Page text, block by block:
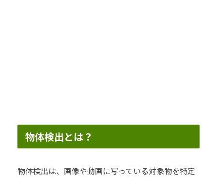
物体検出とは？
物体検出は、画像や動画に写っている対象物を特定